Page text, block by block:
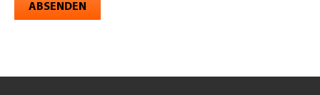
ABSENDEN